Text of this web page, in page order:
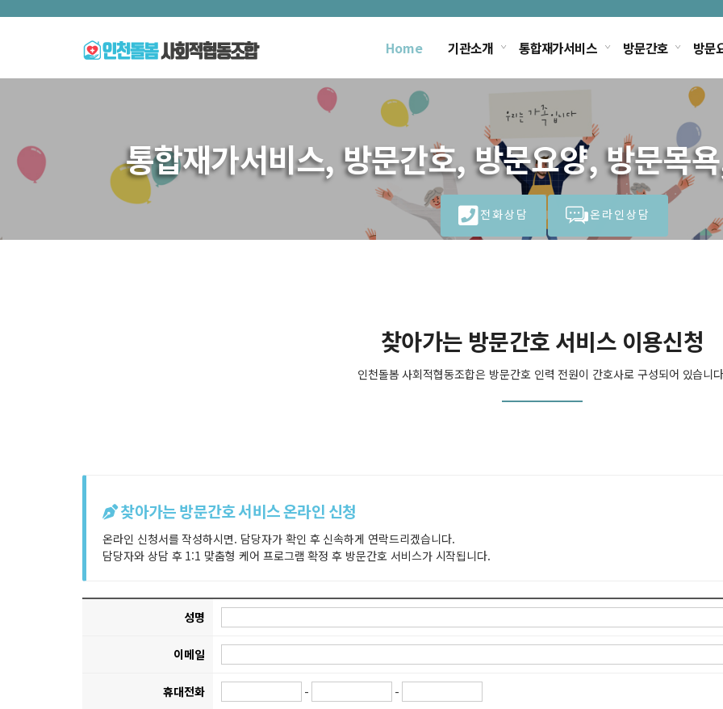
Home 기관소개 통합재가서비스 방문간호 방문
통합재가서비스, 방문간호, 방문요양, 방문목
전화상담 온라인상담
찾아가는 방문간호 서비스 이용신청
인천돌봄 사회적협동조합은 방문간호 인력 전원이 간호사로 구성되어 있습니
찾아가는 방문간호 서비스 온라인 신청
온라인 신청서를 작성하시면. 담당자가 확인 후 신속하게 연락드리겠습니다.
담당자와 상담 후 1:1 맞춤형 케어 프로그램 확정 후 방문간호 서비스가 시작됩니다.
성명
이메일
휴대전화 - -